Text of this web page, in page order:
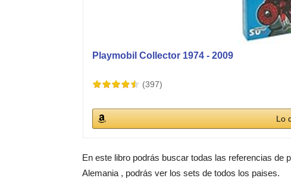
Playmobil Collector 1974 - 2009
(397)
Lo
En este libro podrás buscar todas las referencias de
Alemania , podrás ver los sets de todos los paises.